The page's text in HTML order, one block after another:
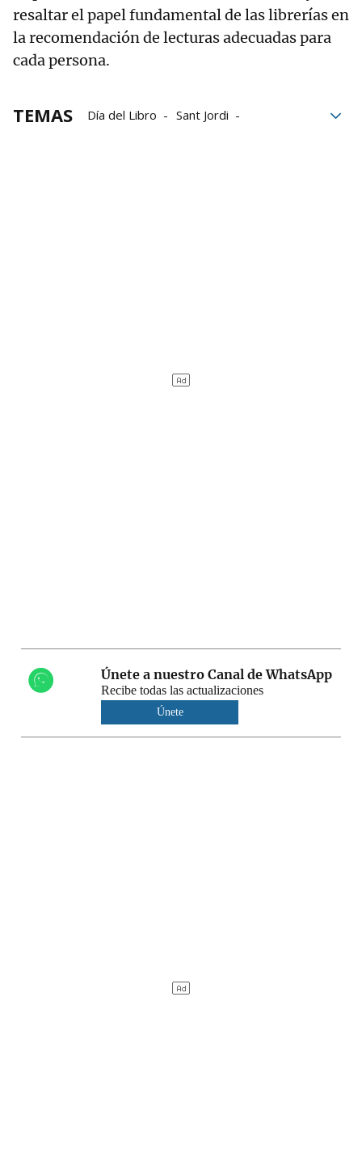
resaltar el papel fundamental de las librerías en
la recomendación de lecturas adecuadas para
cada persona.
TEMAS Día del Libro
Sant Jordi
Únete a nuestro Canal de WhatsApp
Recibe todas las actualizaciones
Únete